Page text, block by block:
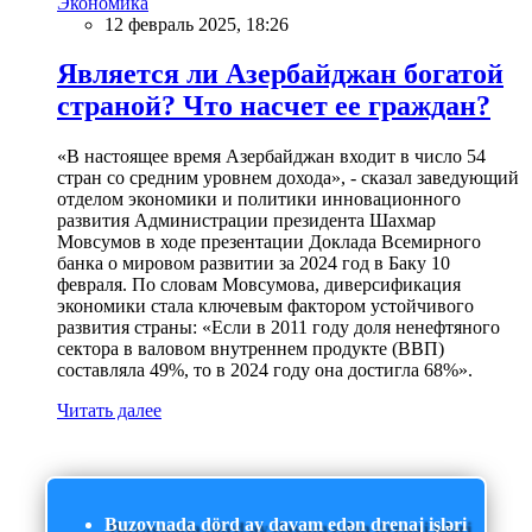
12 февраль 2025, 18:26
Является ли Азербайджан богатой
страной? Что насчет ее граждан?
«В настоящее время Азербайджан входит в число 54
стран со средним уровнем дохода», - сказал заведующий
отделом экономики и политики инновационного
развития Администрации президента Шахмар
Мовсумов в ходе презентации Доклада Всемирного
банка о мировом развитии за 2024 год в Баку 10
февраля. По словам Мовсумова, диверсификация
экономики стала ключевым фактором устойчивого
развития страны: «Если в 2011 году доля ненефтяного
сектора в валовом внутреннем продукте (ВВП)
составляла 49%, то в 2024 году она достигла 68%».
Читать далее
Buzovnada dörd ay davam edən drenaj işləri